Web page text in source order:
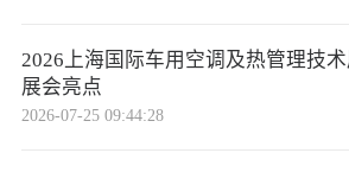
2026上海国际车用空调及热管理技
展会亮点
2026-07-25 09:44:28